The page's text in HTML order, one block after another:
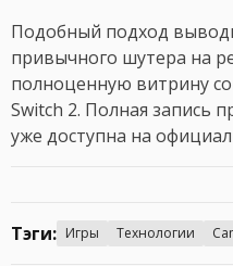
Подобный подход
привычного шутера на
полноценную витрину
Switch 2. Полная запись
уже доступна на
Тэги: Игры Технологии